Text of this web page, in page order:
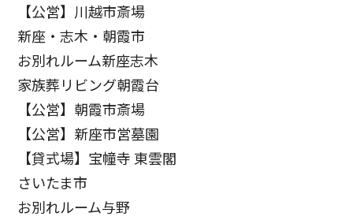
【公営】川越市斎場
新座・志木・朝霞市
お別れルーム新座志木
家族葬リビング朝霞台
【公営】朝霞市斎場
【公営】新座市営墓園
【貸式場】宝幢寺 東雲閣
さいたま市
お別れルーム与野